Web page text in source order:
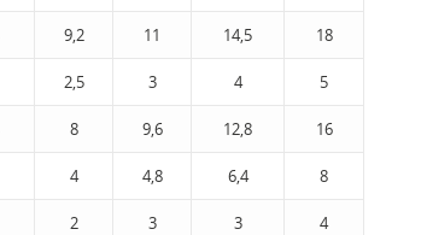
9,2 11 14,5 18
2,5 3 4 5
8 9,6 12,8 16
4 4,8 6,4 8
2 3 3 4